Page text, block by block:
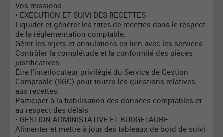
Vos missions
• EXECUTION ET SUIVI DES RECETTES
Liquider et générer les titres de recettes dans le respect
de la réglementation comptable.
Gérer les rejets et annulations en lien avec les services
Contrôler la complétude et la conformité des pièces
justificatives.
Être l’interlocuteur privilégié du Service de Gestion
Comptable (SGC) pour toutes les questions relatives
aux recettes.
Participer à la fiabilisation des données comptables et
au respect des délais
• GESTION ADMINISTATIVE ET BUDGETAURE
Alimenter et mettre à jour des tableaux de bord de suivi